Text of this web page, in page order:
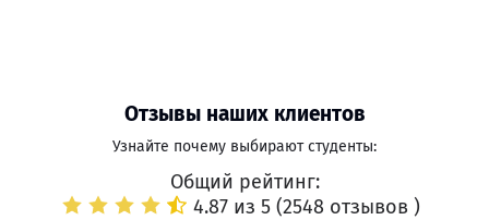
Отзывы наших клиентов
Узнайте почему выбирают студенты:
Общий рейтинг:
4.87 из 5 (2548 отзывов )